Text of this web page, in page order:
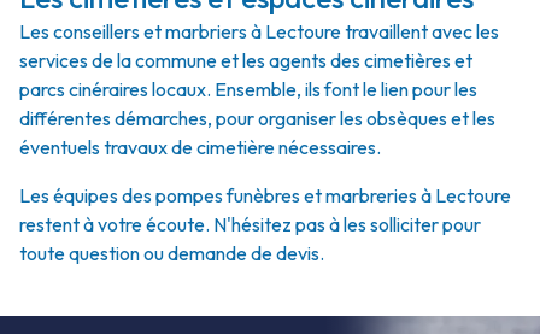
Les conseillers et marbriers à Lectoure travaillent avec les
services de la commune et les agents des cimetières et
parcs cinéraires locaux. Ensemble, ils font le lien pour les
différentes démarches, pour organiser les obsèques et les
éventuels travaux de cimetière nécessaires.
Les équipes des pompes funèbres et marbreries à Lectoure
restent à votre écoute. N'hésitez pas à les solliciter pour
toute question ou demande de devis.